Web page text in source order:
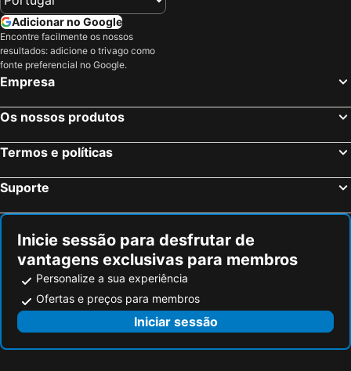
Adicionar no Google
Encontre facilmente os nossos
resultados: adicione o trivago como
fonte preferencial no Google.
Empresa
Os nossos produtos
Termos e políticas
Suporte
Inicie sessão para desfrutar de
vantagens exclusivas para membros
Personalize a sua experiência
Ofertas e preços para membros
Iniciar sessão